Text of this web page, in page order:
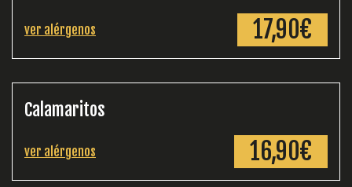
ver alérgenos 17,90€
Calamaritos
ver alérgenos 16,90€